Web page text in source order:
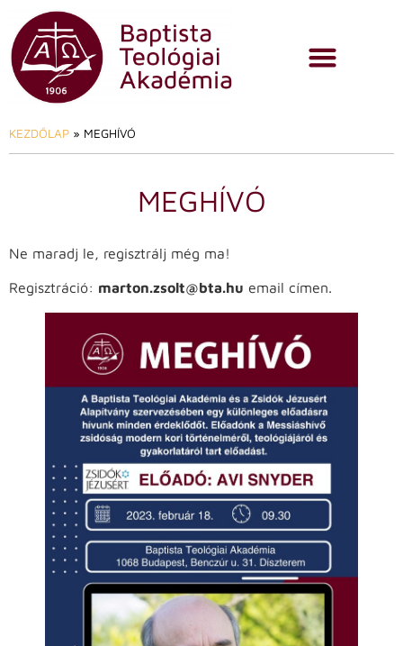
KEZDŐLAP » MEGHÍVÓ
MEGHÍVÓ
Ne maradj le, regisztrálj még ma!
Regisztráció: marton.zsolt@bta.hu email címen.